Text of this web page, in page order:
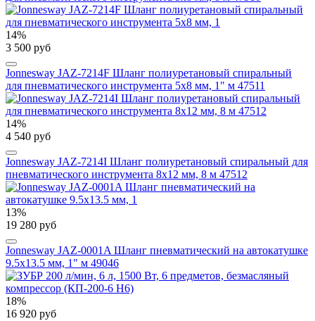
14%
3 500 руб
Jonnesway JAZ-7214F Шланг полиуретановый спиральный
для пневматического инструмента 5х8 мм, 1" м 47511
14%
4 540 руб
Jonnesway JAZ-7214I Шланг полиуретановый спиральный для
пневматического инструмента 8х12 мм, 8 м 47512
13%
19 280 руб
Jonnesway JAZ-0001A Шланг пневматический на автокатушке
9.5х13.5 мм, 1" м 49046
18%
16 920 руб